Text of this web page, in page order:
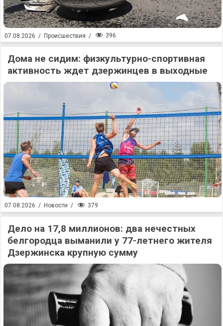
07.08.2026 / Происшествия / 396
Дома не сидим: физкультурно-спортивная
активность ждет дзержинцев в выходные
07.08.2026 / Новости / 379
Дело на 17,8 миллионов: два нечестных
белгородца выманили у 77-летнего жителя
Дзержинска крупную сумму